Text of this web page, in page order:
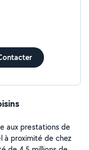
aux prestations de
à proximité de chez